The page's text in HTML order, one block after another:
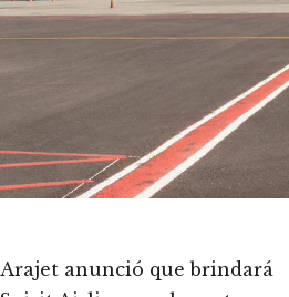
anunció que brindará